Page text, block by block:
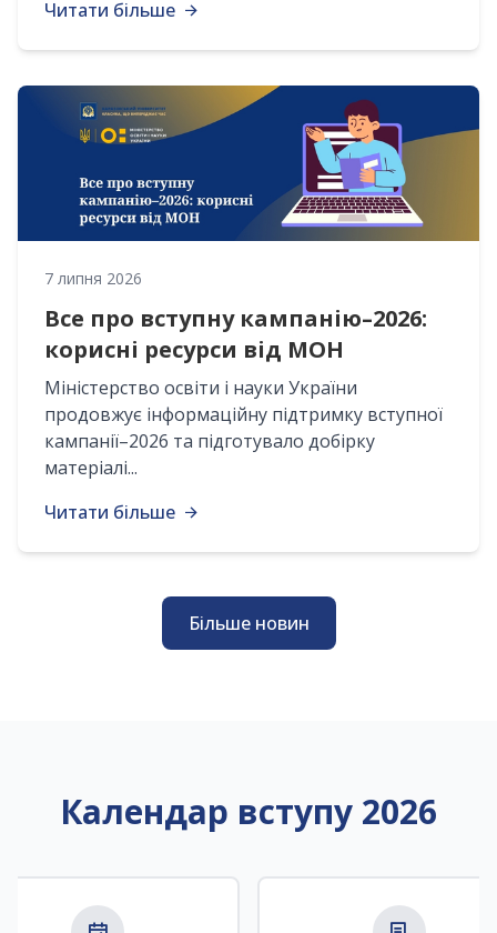
Читати більше
7 липня 2026
Все про вступну кампанію–2026:
корисні ресурси від МОН
Міністерство освіти і науки України
продовжує інформаційну підтримку вступної
кампанії–2026 та підготувало добірку
матеріалі...
Читати більше
Більше новин
Календар вступу 2026